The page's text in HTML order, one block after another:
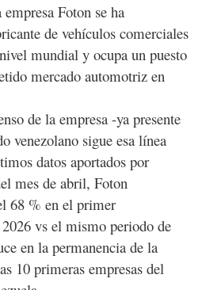
empresa Foton se ha
de vehículos comerciales
mundial y ocupa un puesto
mercado automotriz en
de la empresa -ya presente
venezolano sigue esa línea
datos aportados por
mes de abril, Foton
68 % en el primer
vs el mismo periodo de
en la permanencia de la
10 primeras empresas del